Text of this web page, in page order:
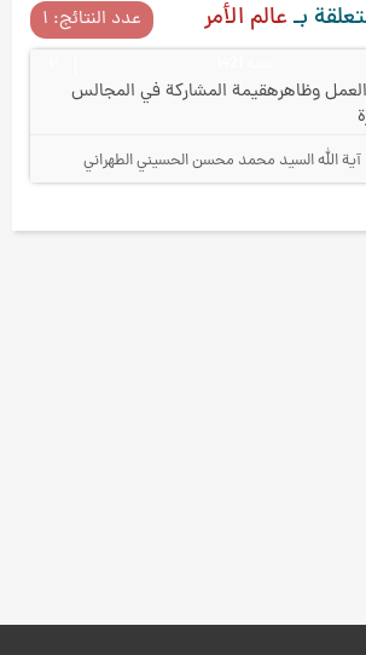
بـعالم الأمر عدد النتائج: ۱
وظاهرهقيمة المشاركة في المجالس
آية الله السيد محمد محسن الحسيني الطهراني